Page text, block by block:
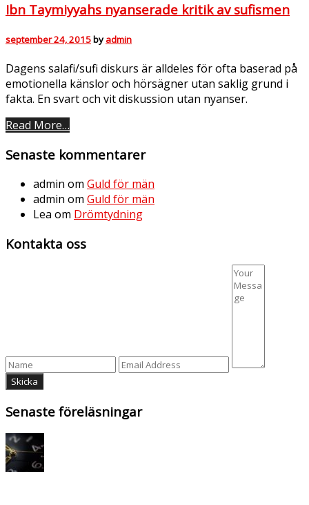
Ibn Taymiyyahs nyanserade kritik av sufismen
september 24, 2015byadmin
Dagens salafi/sufi diskurs är alldeles för ofta baserad på
emotionella känslor och hörsägner utan saklig grund i
fakta. En svart och vit diskussion utan nyanser.
Read More…
Senaste kommentarer
admin om Guld för män
admin om Guld för män
Lea om Drömtydning
Kontakta oss
Senaste föreläsningar